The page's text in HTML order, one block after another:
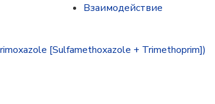
Взаимодействие
[Sulfamethoxazole + Trimethoprim])